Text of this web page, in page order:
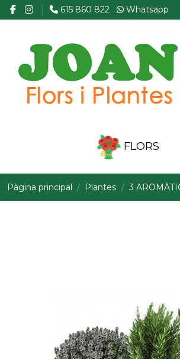
615 860 822 Whatsapp
FLORS
Pàgina principal Plantes 3